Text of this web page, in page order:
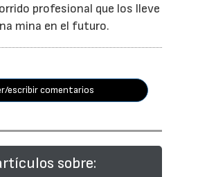
profesional que los lleve
mina en el futuro.
escribir comentarios
sobre: